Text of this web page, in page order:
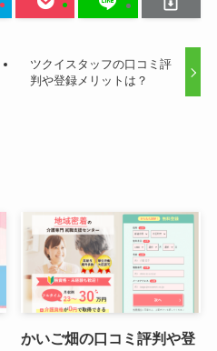
ツクイスタッフの口コミ評
判や登録メリットは？
かいご畑の口コミ評判や登